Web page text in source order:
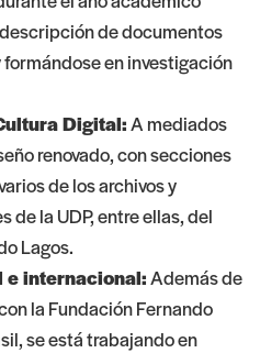
de documentos
en investigación
Digital:A mediados
renovado, con secciones
de los archivos y
la UDP, entre ellas, del
Lagos.
e internacional:Además de
la Fundación Fernando
se está trabajando en